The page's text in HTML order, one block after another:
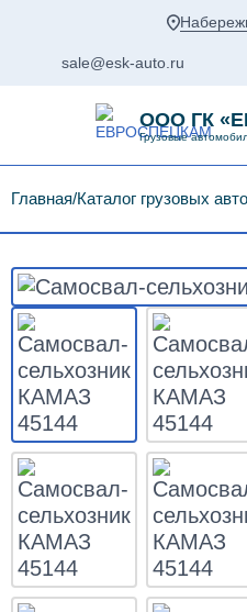
sale@esk-auto.ru
ООО ГК
Грузовые
Главная Каталог грузовых